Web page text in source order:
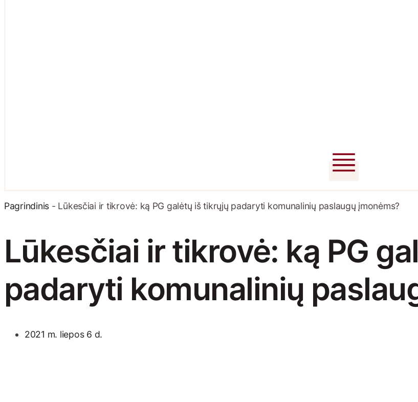
Pagrindinis - Lūkesčiai ir tikrovė: ką PG galėtų iš tikrųjų padaryti komunalinių paslaugų įmonėms?
Lūkesčiai ir tikrovė: ką PG
padaryti komunalinių
2021 m. liepos 6 d.